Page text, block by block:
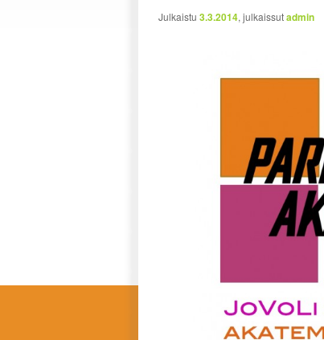
Julkaistu 3.3.2014, julkaissutadmin